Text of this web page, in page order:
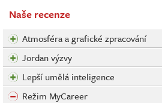
Naše recenze
Atmosféra a grafické zpracování
Jordan výzvy
Lepší umělá inteligence
Režim MyCareer